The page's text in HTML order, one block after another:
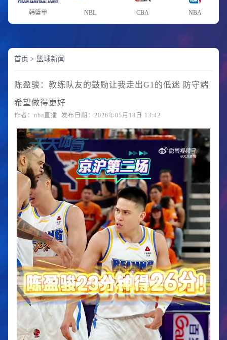
韩篮甲 NBL CBA NBA
首页 > 篮球新闻
陈盈骏：教练队友的鼓励让我走出G1的低迷 防守端
希望做得更好
作者：nba直播 发布日期：2026年05月18日 13:42